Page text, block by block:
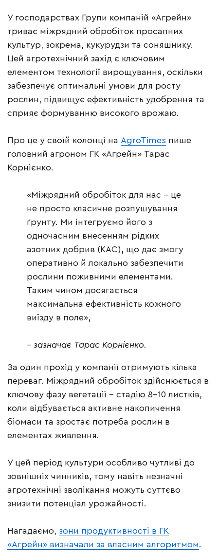
У господарствах Групи компаній «Агрейн»
триває міжрядний обробіток просапних
культур, зокрема, кукурудзи та соняшнику.
Цей агротехнічний захід є ключовим
елементом технології вирощування, оскільки
забезпечує оптимальні умови для росту
рослин, підвищує ефективність удобрення та
сприяє формуванню високого врожаю.
Про це у своїй колонці на AgroTimes пише
головний агроном ГК «Агрейн» Тарас
Корнієнко.
«Міжрядний обробіток для нас – це
не просто класичне розпушування
ґрунту. Ми інтегруємо його з
одночасним внесенням рідких
азотних добрив (КАС), що дає змогу
оперативно й локально забезпечити
рослини поживними елементами.
Таким чином досягається
максимальна ефективність кожного
виїзду в поле»,
– зазначає Тарас Корнієнко.
За один прохід у компанії отримують кілька
переваг. Міжрядний обробіток здійснюється в
ключову фазу вегетації – стадію 8-10 листків,
коли відбувається активне накопичення
біомаси та зростає потреба рослин в
елементах живлення.
У цей період культури особливо чутливі до
зовнішніх чинників, тому навіть незначні
агротехнічні зволікання можуть суттєво
знизити потенціал урожайності.
Нагадаємо, зони продуктивності в ГК
«Агрейн» визначали за власним алгоритмом.